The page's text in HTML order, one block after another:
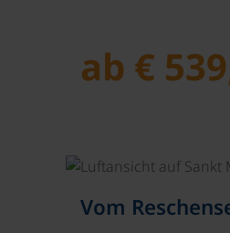
ab €
Vom